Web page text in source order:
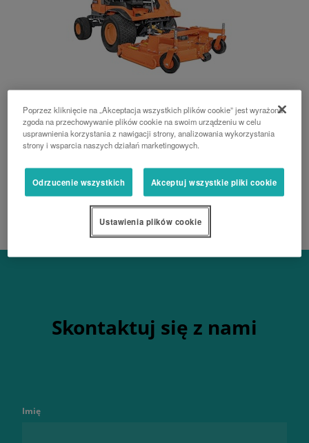
F-251E
kosiarka z przednim agregatem koszącym
Skontaktuj się z nami
Imię
Poprzez kliknięcie na „Akceptacja wszystkich plików cookie” jest wyrażona
zgoda na przechowywanie plików cookie na swoim urządzeniu w celu
usprawnienia korzystania z nawigacji strony, analizowania wykorzystania
strony i wsparcia naszych działań marketingowych.
Odrzucenie wszystkich Akceptuj wszystkie pliki cookie
Ustawienia plików cookie